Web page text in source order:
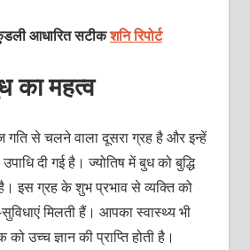
आधारित सटीकशनि रिपोर्ट
का महत्‍व
गति से चलने वाला दूसरा ग्रह है और इन्‍हें
दी गई है। ज्‍योतिष में बुध को बुद्धि
इस ग्रह के शुभ प्रभाव से व्‍यक्‍ति को
मिलती हैं। आपका स्‍वास्‍थ्‍य भी
उच्‍च ज्ञान की प्राप्ति होती है।